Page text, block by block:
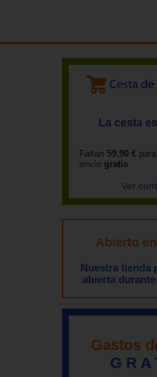
La cesta
Faltan 59,90 €
envío gratis
Ver
Abierto
Nuestra tienda
abierta
Gastos
G R A